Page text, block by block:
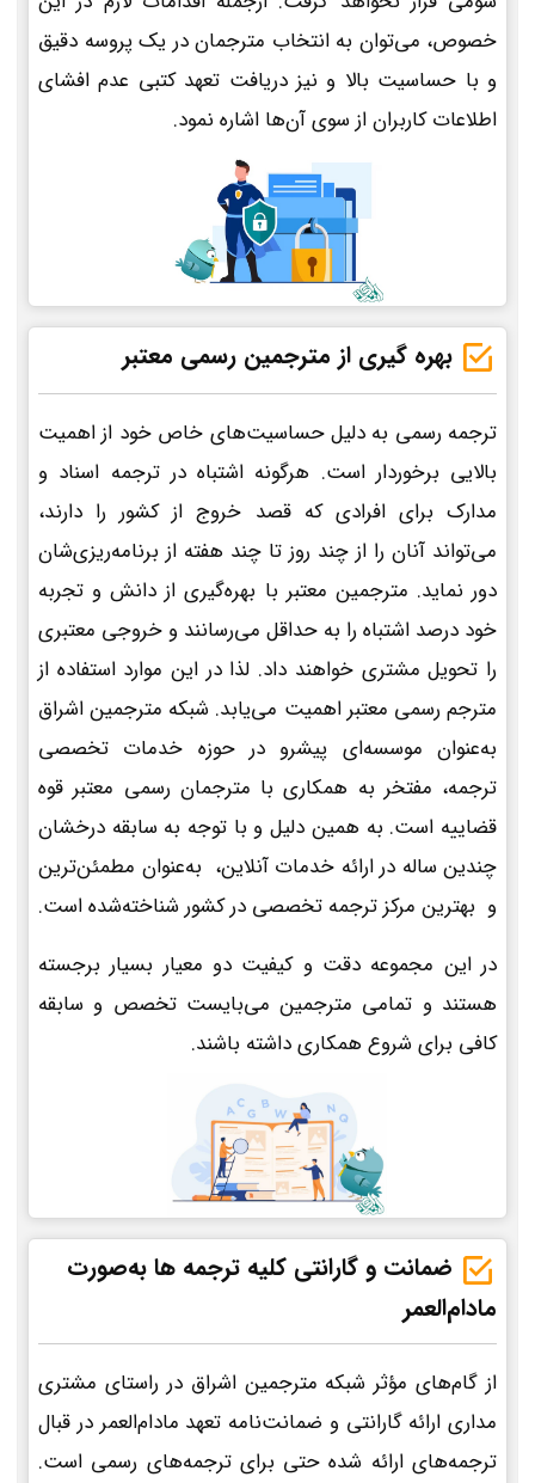
خصوص، می‌توان به انتخاب مترجمان در یک پروسه دقیق
و با حساسیت بالا و نیز دریافت تعهد کتبی عدم افشای
اطلاعات کاربران از سوی آن‌ها اشاره نمود.
بهره گیری از مترجمین رسمی معتبر
ترجمه رسمی به دلیل حساسیت‌های خاص خود از اهمیت
بالایی برخوردار است. هرگونه اشتباه در ترجمه اسناد و
مدارک برای افرادی که قصد خروج از کشور را دارند،
می‌تواند آنان را از چند روز تا چند هفته از برنامه‌ریزی‌شان
دور نماید. مترجمین معتبر با بهره‌گیری از دانش و تجربه
خود درصد اشتباه را به حداقل می‌رسانند و خروجی معتبری
را تحویل مشتری خواهند داد. لذا در این موارد استفاده از
مترجم رسمی معتبر اهمیت می‌یابد. شبکه مترجمین اشراق
به‌عنوان موسسه‌ای پیشرو در حوزه خدمات تخصصی
ترجمه، مفتخر به همکاری با مترجمان رسمی معتبر قوه
قضاییه است. به همین دلیل و با توجه به سابقه درخشان
چندین ساله در ارائه خدمات آنلاین، به‌عنوان مطمئن‌ترین
و بهترین مرکز ترجمه تخصصی در کشور شناخته‌شده است.
در این مجموعه دقت و کیفیت دو معیار بسیار برجسته
هستند و تمامی مترجمین می‌بایست تخصص و سابقه
کافی برای شروع همکاری داشته باشند.
ضمانت و گارانتی کلیه ترجمه ها به‌صورت
مادام‌العمر
از گام‌های مؤثر شبکه مترجمین اشراق در راستای مشتری
مداری ارائه گارانتی و ضمانت‌نامه تعهد مادام‌العمر در قبال
ترجمه‌های ارائه شده حتی برای ترجمه‌های رسمی است.